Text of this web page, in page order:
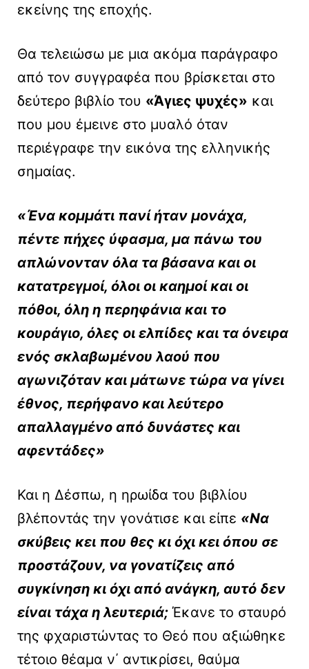
εκείνης της εποχής.
Θα τελειώσω με μια ακόμα παράγραφο
από τον συγγραφέα που βρίσκεται στο
δεύτερο βιβλίο του «Άγιες ψυχές» και
που μου έμεινε στο μυαλό όταν
περιέγραφε την εικόνα της ελληνικής
σημαίας.
«Ένα κομμάτι πανί ήταν μονάχα,
πέντε πήχες ύφασμα, μα πάνω του
απλώνονταν όλα τα βάσανα και οι
κατατρεγμοί, όλοι οι καημοί και οι
πόθοι, όλη η περηφάνια και το
κουράγιο, όλες οι ελπίδες και τα όνειρα
ενός σκλαβωμένου λαού που
αγωνιζόταν και μάτωνε τώρα να γίνει
έθνος, περήφανο και λεύτερο
απαλλαγμένο από δυνάστες και
αφεντάδες»
Και η Δέσπω, η ηρωίδα του βιβλίου
βλέποντάς την γονάτισε και είπε «Να
σκύβεις κει που θες κι όχι κει όπου σε
προστάζουν, να γονατίζεις από
συγκίνηση κι όχι από ανάγκη, αυτό δεν
είναι τάχα η λευτεριά; Έκανε το σταυρό
της φχαριστώντας το Θεό που αξιώθηκε
τέτοιο θέαμα ν΄ αντικρίσει, θαύμα